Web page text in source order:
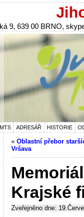
9, 639 00 BRNO,
ADRESÁŘ HISTORIE
« Oblastní přebor
Vršava
Krajské
Zveřejněno dne: